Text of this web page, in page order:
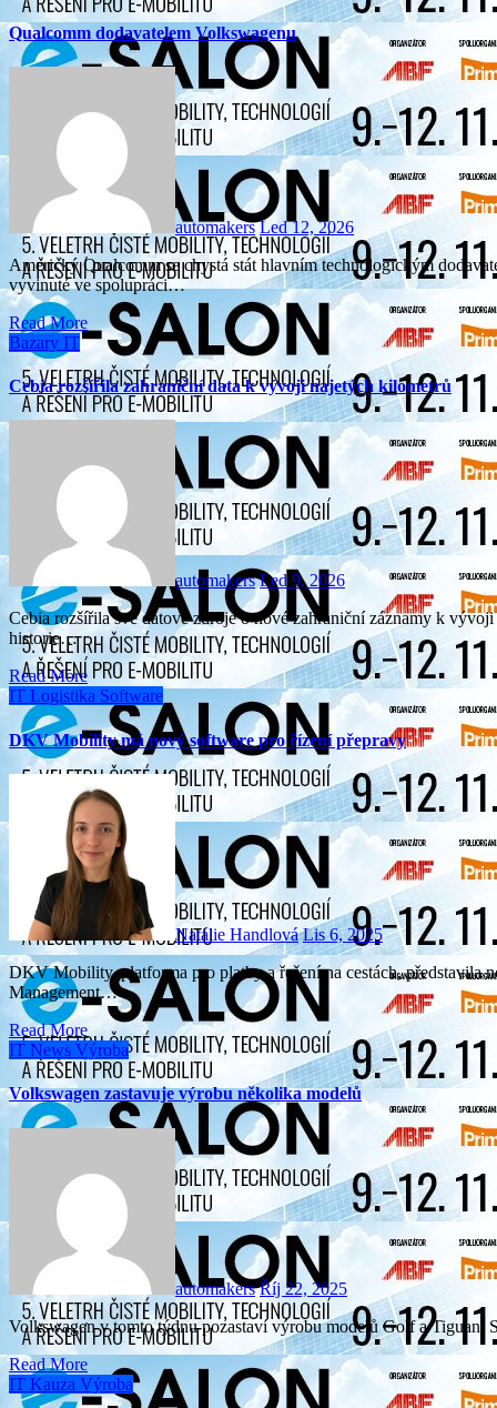
Qualcomm dodavatelem Volkswagenu
automakers Led 12, 2026
Americký Qualcomm se chystá stát hlavním technologickým dodavatelem VW Group pro spuštění zónové SDV architektury
vyvinuté ve spolupráci…
Read More
Bazary IT
Cebia rozšířila zahraniční data k vývoji najetých kilometrů
automakers Led 9, 2026
Cebia rozšířila své datové zdroje o nové zahraniční záznamy k vývoji najetých kilometrů, které zásadně posilují prověřování
historie…
Read More
IT Logistika Software
DKV Mobility má nový software pro řízení přepravy
Natálie Handlová Lis 6, 2025
DKV Mobility, platforma pro platby a řešení na cestách, představila nový software pro řízení přepravy DKV Transport
Management…
Read More
IT News Výroba
Volkswagen zastavuje výrobu několika modelů
automakers Říj 22, 2025
Volkswagen v tomto týdnu pozastaví výrobu modelů Golf a
Read More
IT Kauza Výroba